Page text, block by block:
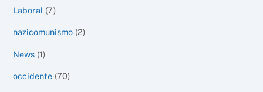
Laboral (7)
nazicomunismo (2)
News (1)
occidente (70)